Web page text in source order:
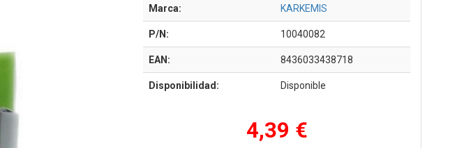
Marca: KARKEMIS
P/N: 10040082
EAN: 8436033438718
Disponibilidad: Disponible
4,39 €